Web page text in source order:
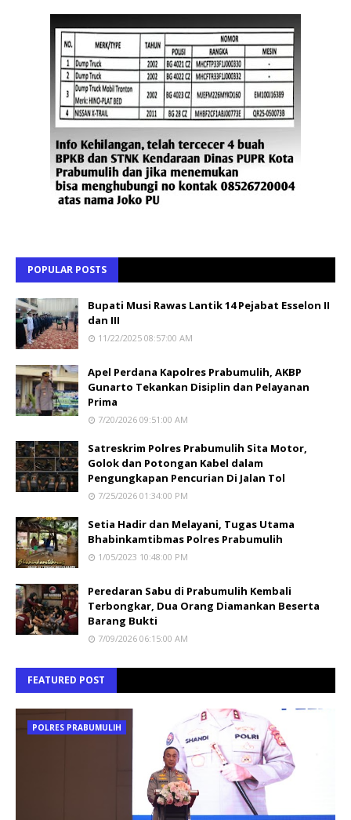
POPULAR POSTS
Bupati Musi Rawas Lantik 14 Pejabat Esselon II
dan III
11/22/2025 08:57:00 AM
Apel Perdana Kapolres Prabumulih, AKBP
Gunarto Tekankan Disiplin dan Pelayanan
Prima
7/20/2026 09:51:00 AM
Satreskrim Polres Prabumulih Sita Motor,
Golok dan Potongan Kabel dalam
Pengungkapan Pencurian Di Jalan Tol
7/25/2026 01:34:00 PM
Setia Hadir dan Melayani, Tugas Utama
Bhabinkamtibmas Polres Prabumulih
1/05/2023 10:48:00 PM
Peredaran Sabu di Prabumulih Kembali
Terbongkar, Dua Orang Diamankan Beserta
Barang Bukti
7/09/2026 06:15:00 AM
FEATURED POST
POLRES PRABUMULIH